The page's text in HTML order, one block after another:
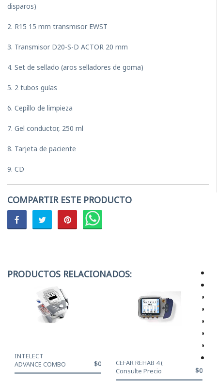
disparos)
2. R15 15 mm transmisor EWST
3. Transmisor D20-S-D ACTOR 20 mm
4. Set de sellado (aros selladores de goma)
5. 2 tubos guías
6. Cepillo de limpieza
7. Gel conductor, 250 ml
8. Tarjeta de paciente
9. CD
COMPARTIR ESTE PRODUCTO
PRODUCTOS RELACIONADOS:
INTELECT
ADVANCE COMBO
MONOCROMATICO
$0
CEFAR REHAB 4 (
Consulte Precio
Oferta: venta...
$0